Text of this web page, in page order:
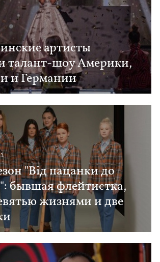
артисты
талант-шоу Америки,
и Германии
"Від пацанки до
бывшая флейтистка,
жизнями и две